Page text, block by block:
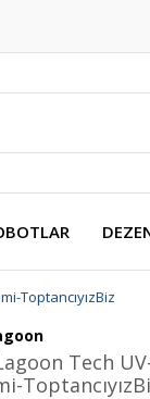
ToptancıyızBiz
Tech